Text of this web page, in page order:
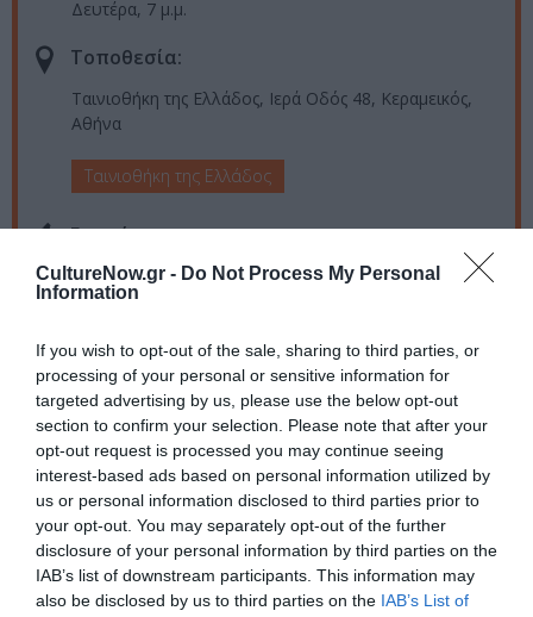
CultureNow.gr - Do Not Process My Personal
Information
If you wish to opt-out of the sale, sharing to third parties, or
processing of your personal or sensitive information for
targeted advertising by us, please use the below opt-out
section to confirm your selection. Please note that after your
opt-out request is processed you may continue seeing
interest-based ads based on personal information utilized by
us or personal information disclosed to third parties prior to
your opt-out. You may separately opt-out of the further
disclosure of your personal information by third parties on the
IAB’s list of downstream participants. This information may
also be disclosed by us to third parties on the IAB’s List of
Δευτέρα, 7 μ.μ.
Τοποθεσία:
Ταινιοθήκη της Ελλάδος, Ιερά Οδός 48, Κεραμεικός,
Αθήνα
Ταινιοθήκη της Ελλάδος
Eισιτήρια:
7€ | Μειωμένο [Μαθητές, φοιτητές, άτομα άνω των 65
ετών, άνεργοι, άνθρωποι με αναπηρία – ΑμεΑ (ισχύει
ατέλειες]: 5€
Πληροφορίες / Κρατήσεις:
tainiothiki.gr
Ακολουθήστε το Culturenow.gr στοGoogle Newsκαι
μάθετε πρώτοι όλες τις ειδήσεις
Δείτε όλα τατελευταία νέαγια την Τέχνη και τον